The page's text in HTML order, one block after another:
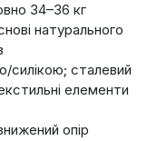
34–36 кг
натурального
сталевий
елементи
опір